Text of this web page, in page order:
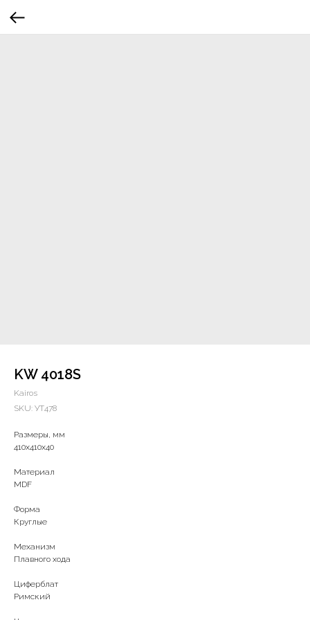
KW 4018S
Kairos
SKU: УТ478
Размеры, мм
410х410х40
Материал
MDF
Форма
Круглые
Механизм
Плавного хода
Циферблат
Римский